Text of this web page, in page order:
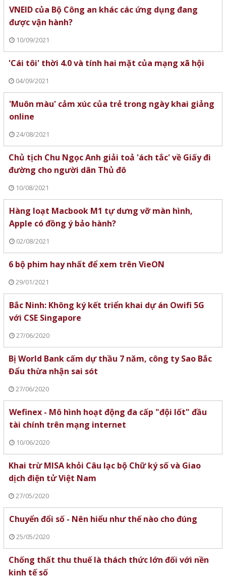
VNEID của Bộ Công an khác các ứng dụng đang
được vận hành?
10/09/2021
'Cái tôi' thời 4.0 và tính hai mặt của mạng xã hội
04/09/2021
'Muôn màu' cảm xúc của trẻ trong ngày khai giảng
online
24/08/2021
Chủ tịch Chu Ngọc Anh giải toả 'ách tắc' về Giấy đi
đường cho người dân Thủ đô
10/08/2021
Hàng loạt Macbook M1 tự dưng vỡ màn hình,
Apple có đồng ý bảo hành?
02/08/2021
6 bộ phim hay nhất để xem trên VieON
29/01/2021
Bắc Ninh: Không ký kết triển khai dự án Owifi 5G
với CSE Singapore
27/06/2020
Bị World Bank cấm dự thầu 7 năm, công ty Sao Bắc
Đẩu thừa nhận sai sót
27/06/2020
Wefinex - Mô hình hoạt động đa cấp "đội lốt" đầu
tài chính trên mạng internet
10/06/2020
Khai trừ MISA khỏi Câu lạc bộ Chữ ký số và Giao
dịch điện tử Việt Nam
27/05/2020
Chuyển đổi số - Nên hiểu như thế nào cho đúng
25/05/2020
Chống thất thu thuế là thách thức lớn đối với nền
kinh tế số